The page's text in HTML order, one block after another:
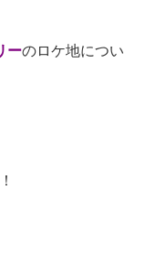
ーのロケ地につい